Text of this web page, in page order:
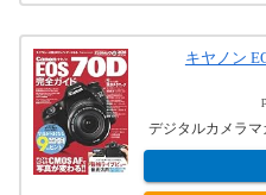
キヤノン
デジタルカメラマ